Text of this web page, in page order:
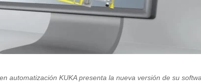
automatización KUKA presenta la nueva versión de su